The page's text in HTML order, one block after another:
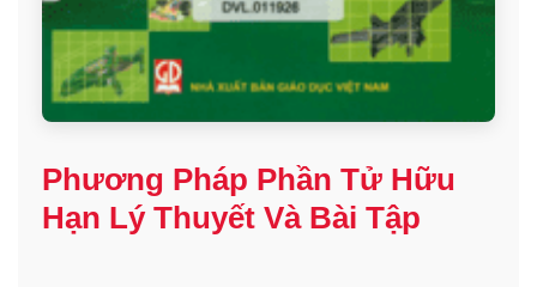
Phương Pháp Phần Tử Hữu
Hạn Lý Thuyết Và Bài Tập